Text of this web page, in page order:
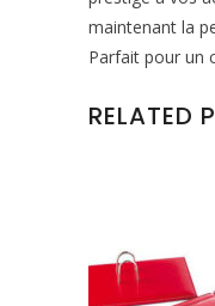
maintenant la
Parfait pour un
RELATED